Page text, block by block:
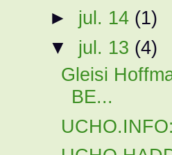
► jul. 14 (1)
▼ jul. 13 (4)
Gleisi
BE...